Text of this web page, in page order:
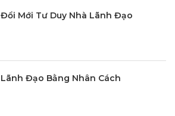
Đổi Mới Tư Duy Nhà Lãnh Đạo
Lãnh Đạo Bằng Nhân Cách